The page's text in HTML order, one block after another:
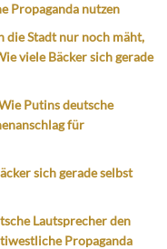
Propaganda nutzen
die Stadt nur noch mäht,
viele Bäcker sich gerade
Putins deutsche
für
sich gerade selbst
Lautsprecher den
Propaganda